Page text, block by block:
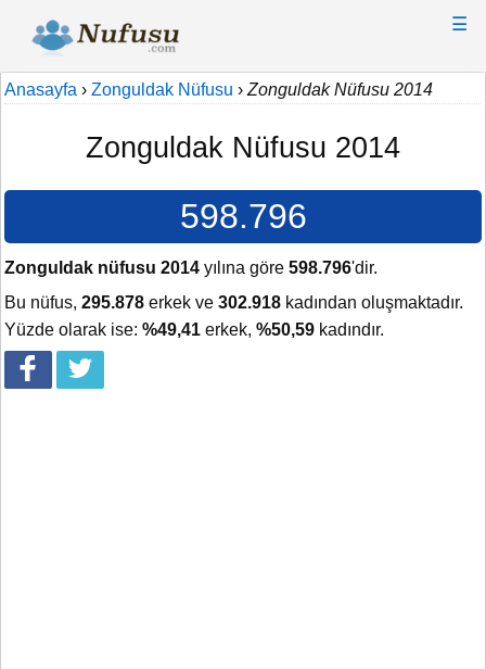
☰
Anasayfa › Zonguldak Nüfusu › Zonguldak Nüfusu 2014
Zonguldak Nüfusu 2014
598.796
Zonguldak nüfusu 2014 yılına göre 598.796'dir.
Bu nüfus, 295.878 erkek ve 302.918 kadından oluşmaktadır.
Yüzde olarak ise: %49,41 erkek, %50,59 kadındır.